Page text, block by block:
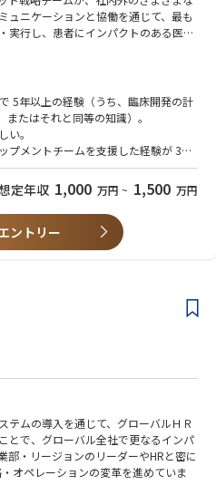
target population, market
the growth opportunity generated
launch plans according to
team
Epidemiological research
business
ュニケーションと協働を通じて、最も
実行し、患者にインパクトのある医薬
5年以上の経験（うち、臨床開発の計
たはそれと同等の知識）。
い。
プメントチームを支援した経験が 3年
の学士号。
/ MBA など）または、関連する教
ーションスキルが良好であること（TO
築のスキル。
決スキル。
知識（例：Excel、Word、PowerPoin
定年収 1,000 万円 ~ 1,500 万円
ントリー
テムの導入を通じて、グローバルＨＲ
とで、グローバル全社で更なるインパ
部・リージョンのリーダーやHRと密に
オペレーションの変革を進めていま